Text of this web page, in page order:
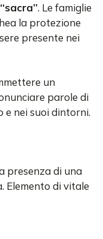
. Le famiglie
la protezione
presente nei
un
parole di
e nei suoi dintorni.
presenza di una
Elemento di vitale